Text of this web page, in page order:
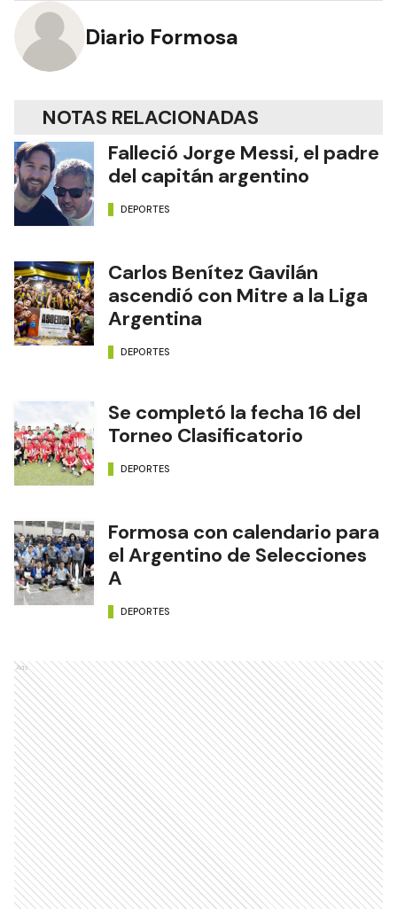
Diario Formosa
NOTAS RELACIONADAS
Falleció Jorge Messi, el padre
del capitán argentino
DEPORTES
Carlos Benítez Gavilán
ascendió con Mitre a la Liga
Argentina
DEPORTES
Se completó la fecha 16 del
Torneo Clasificatorio
DEPORTES
Formosa con calendario para
el Argentino de Selecciones
A
DEPORTES
Ads